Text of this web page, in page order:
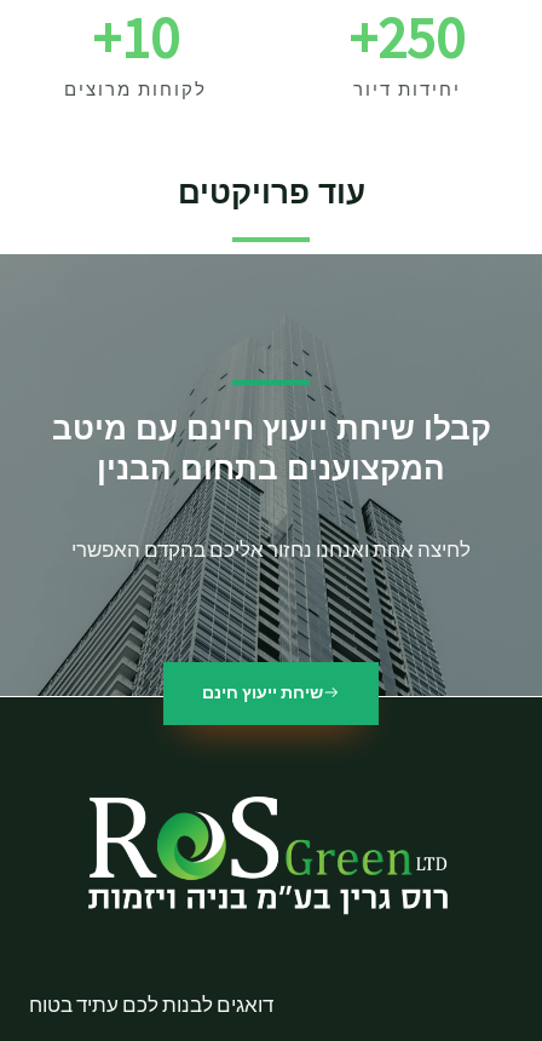
יחידות דיור
250
+
לקוחות מרוצים
10
+
עוד פרויקטים
קבלו שיחת ייעוץ חינם עם מיטב
המקצוענים בתחום הבנין
לחיצה אחת ואנחנו נחזור אליכם בהקדם האפשרי
שיחת ייעוץ חינם
דואגים לבנות לכם עתיד בטוח